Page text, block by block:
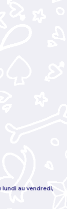
au vendredi,